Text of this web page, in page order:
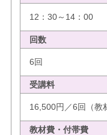
12：30～14：00
回数
6回
受講料
16,500円／6回（教
教材費・付帯費